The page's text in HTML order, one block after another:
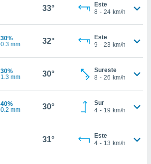
33°
Este
8 - 24 km/h
30%
0.3 mm
32°
Este
9 - 23 km/h
30%
1.3 mm
30°
Sureste
8 - 26 km/h
40%
0.2 mm
30°
Sur
4 - 19 km/h
31°
Este
4 - 13 km/h